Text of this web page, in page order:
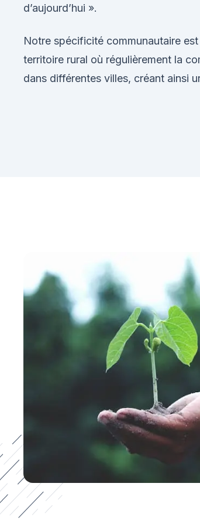
d’aujourd’hui ».
Notre spécificité communautaire
territoire rural où régulièrement la
dans différentes villes, créant ainsi